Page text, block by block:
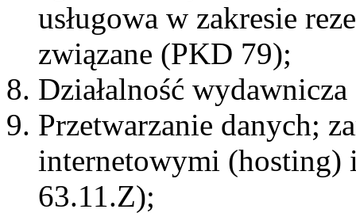
usługowa w zakresie
związane (PKD 79);
Działalność
Przetwarzanie danych;
internetowymi (hosting)
63.11.Z);